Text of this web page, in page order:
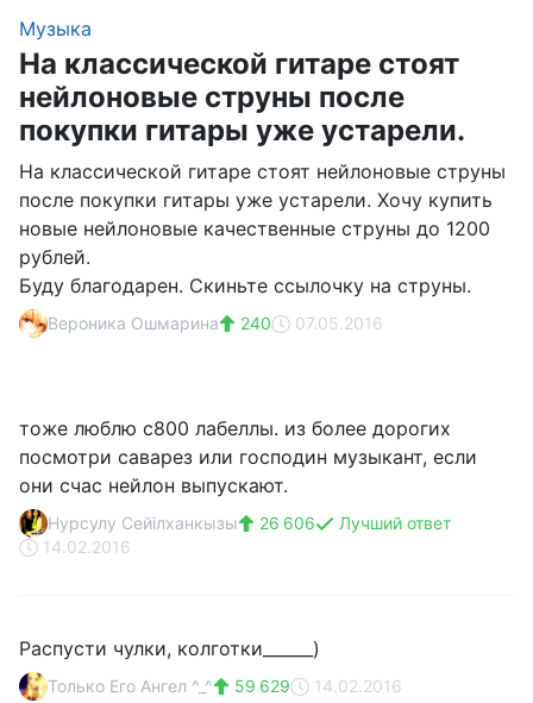
Музыка
На классической гитаре стоят
нейлоновые струны после
покупки гитары уже устарели.
На классической гитаре стоят нейлоновые струны
после покупки гитары уже устарели. Хочу купить
новые нейлоновые качественные струны до 1200
рублей.
Буду благодарен. Скиньте ссылочку на струны.
Вероника Ошмарина 240 07.05.2016
тоже люблю с800 лабеллы. из более дорогих
посмотри саварез или господин музыкант, если
они счас нейлон выпускают.
Нурсулу Сейілханкызы 26 606
Лучший ответ
14.02.2016
Распусти чулки, колготки______)
Только Его Ангел ^_^ 59 629 14.02.2016